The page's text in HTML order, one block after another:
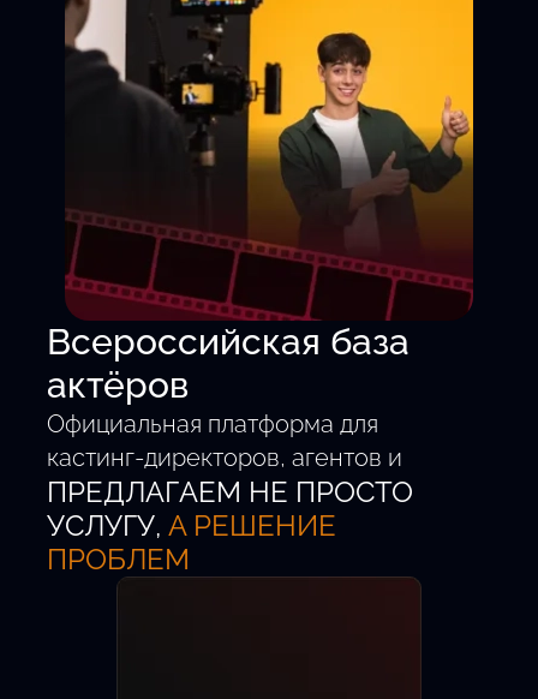
Всероссийская база
актёров
Официальная платформа для
кастинг-директоров, агентов и
талантливых детей от 5 до 18 лет.
Удобный поиск.
Проверенные анкеты.
Быстрый выход на главные роли.
Новых актёров
ПРЕДЛАГАЕМ НЕ ПРОСТО
УСЛУГУ, А РЕШЕНИЕ
ПРОБЛЕМ